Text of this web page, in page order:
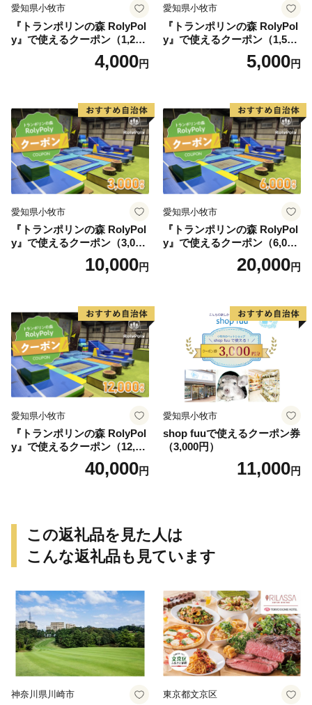
愛知県小牧市
『トランポリンの森 RolyPol
y』で使えるクーポン（1,200
4,000円
愛知県小牧市
『トランポリンの森 RolyPol
y』で使えるクーポン（1,500
5,000円
愛知県小牧市
『トランポリンの森 RolyPol
y』で使えるクーポン（3,000
10,000円
愛知県小牧市
『トランポリンの森 RolyPol
y』で使えるクーポン（6,000
20,000円
愛知県小牧市
『トランポリンの森 RolyPol
y』で使えるクーポン（12,00
40,000円
愛知県小牧市
shop fuuで使えるクーポン券
（3,000円）
11,000円
この返礼品を見た人は
こんな返礼品も見ています
神奈川県川崎市 東京都文京区